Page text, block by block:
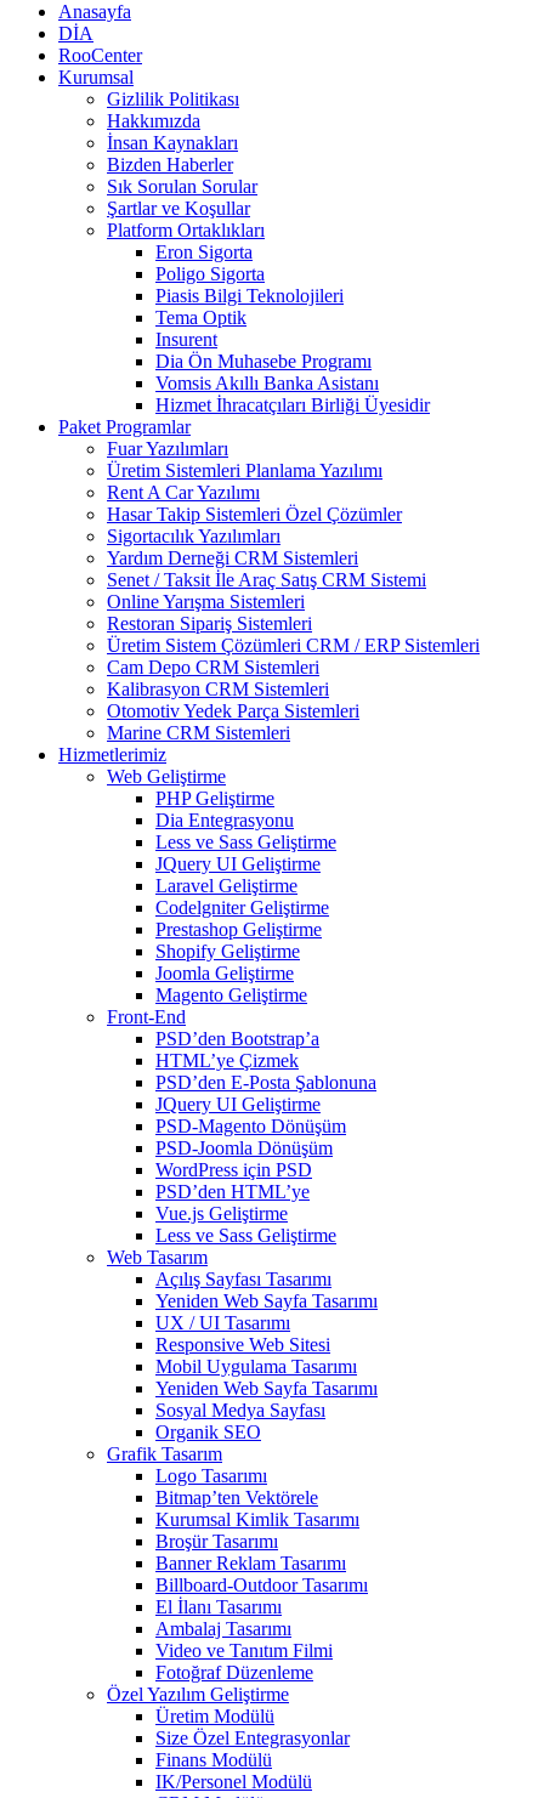
Anasayfa
DİA
RooCenter
Kurumsal
Gizlilik Politikası
Hakkımızda
İnsan Kaynakları
Bizden Haberler
Sık Sorulan Sorular
Şartlar ve Koşullar
Platform Ortaklıkları
Eron Sigorta
Poligo Sigorta
Piasis Bilgi Teknolojileri
Tema Optik
Insurent
Dia Ön Muhasebe Programı
Vomsis Akıllı Banka Asistanı
Hizmet İhracatçıları Birliği Üyesidir
Paket Programlar
Fuar Yazılımları
Üretim Sistemleri Planlama Yazılımı
Rent A Car Yazılımı
Hasar Takip Sistemleri Özel Çözümler
Sigortacılık Yazılımları
Yardım Derneği CRM Sistemleri
Senet / Taksit İle Araç Satış CRM Sistemi
Online Yarışma Sistemleri
Restoran Sipariş Sistemleri
Üretim Sistem Çözümleri CRM / ERP Sistemleri
Cam Depo CRM Sistemleri
Kalibrasyon CRM Sistemleri
Otomotiv Yedek Parça Sistemleri
Marine CRM Sistemleri
Hizmetlerimiz
Web Geliştirme
PHP Geliştirme
Dia Entegrasyonu
Less ve Sass Geliştirme
JQuery UI Geliştirme
Laravel Geliştirme
Codelgniter Geliştirme
Prestashop Geliştirme
Shopify Geliştirme
Joomla Geliştirme
Magento Geliştirme
Front-End
PSD’den Bootstrap’a
HTML’ye Çizmek
PSD’den E-Posta Şablonuna
JQuery UI Geliştirme
PSD-Magento Dönüşüm
PSD-Joomla Dönüşüm
WordPress için PSD
PSD’den HTML’ye
Vue.js Geliştirme
Less ve Sass Geliştirme
Web Tasarım
Açılış Sayfası Tasarımı
Yeniden Web Sayfa Tasarımı
UX / UI Tasarımı
Responsive Web Sitesi
Mobil Uygulama Tasarımı
Yeniden Web Sayfa Tasarımı
Sosyal Medya Sayfası
Organik SEO
Grafik Tasarım
Logo Tasarımı
Bitmap’ten Vektörele
Kurumsal Kimlik Tasarımı
Broşür Tasarımı
Banner Reklam Tasarımı
Billboard-Outdoor Tasarımı
El İlanı Tasarımı
Ambalaj Tasarımı
Video ve Tanıtım Filmi
Fotoğraf Düzenleme
Özel Yazılım Geliştirme
Üretim Modülü
Size Özel Entegrasyonlar
Finans Modülü
IK/Personel Modülü